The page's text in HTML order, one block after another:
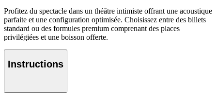
Profitez du spectacle dans un théâtre intimiste offrant une acoustique
parfaite et une configuration optimisée. Choisissez entre des billets
standard ou des formules premium comprenant des places
privilégiées et une boisson offerte.
Instructions